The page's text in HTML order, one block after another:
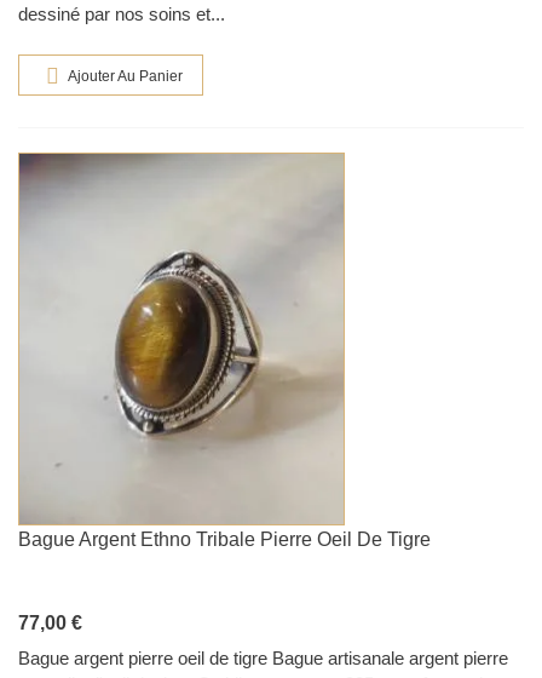
dessiné par nos soins et...
Ajouter Au Panier
Bague Argent Ethno Tribale Pierre Oeil De Tigre
77,00 €
Bague argent pierre oeil de tigre Bague artisanale argent pierre